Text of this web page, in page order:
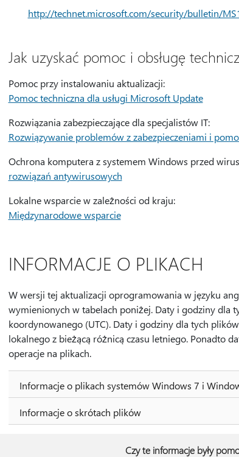
http://technet.microsoft.com/security/bulletin/
Jak uzyskać pomoc i obsługę
Pomoc przy instalowaniu aktualizacji:
Pomoc techniczna dla usługi Microsoft Update
Rozwiązania zabezpieczające dla specjalistów IT:
Rozwiązywanie problemów z zabezpieczeniami i
Ochrona komputera z systemem Windows przed
rozwiązań antywirusowych
Lokalne wsparcie w zależności od kraju:
Międzynarodowe wsparcie
INFORMACJE O PLIKACH
W wersji tej aktualizacji oprogramowania w języku
wymienionych w tabelach poniżej. Daty i godziny dla
koordynowanego (UTC). Daty i godziny dla tych
lokalnego z bieżącą różnicą czasu letniego. Ponadto
operacje na plikach.
Informacje o plikach systemów Windows 7 i
Informacje o skrótach plików
Czy te informacje były